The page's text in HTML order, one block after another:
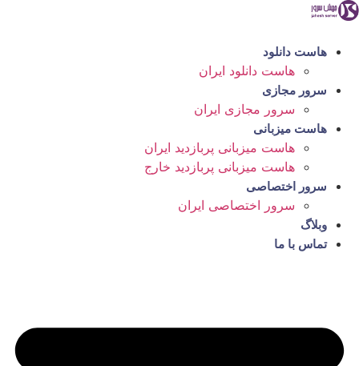
پرش
محتوا
هاست دانلود
هاست دانلود ایران
سرور مجازی
سرور مجازی ایران
هاست میزبانی
هاست میزبانی پربازدید ایران
هاست میزبانی پربازدید خارج
سرور اختصاصی
سرور اختصاصی ایران
وبلاگ
تماس با ما